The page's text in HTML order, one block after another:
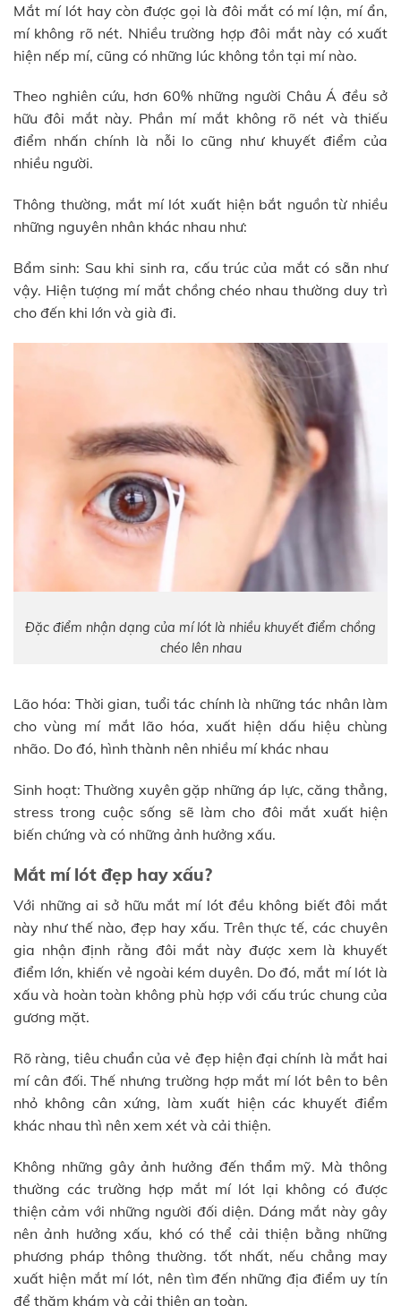
Mắt mí lót hay còn được gọi là đôi mắt có mí lận, mí ẩn,
mí không rõ nét. Nhiều trường hợp đôi mắt này có xuất
hiện nếp mí, cũng có những lúc không tồn tại mí nào.
Theo nghiên cứu, hơn 60% những người Châu Á đều sở
hữu đôi mắt này. Phần mí mắt không rõ nét và thiếu
điểm nhấn chính là nỗi lo cũng như khuyết điểm của
nhiều người.
Thông thường, mắt mí lót xuất hiện bắt nguồn từ nhiều
những nguyên nhân khác nhau như:
Bẩm sinh: Sau khi sinh ra, cấu trúc của mắt có sẵn như
vậy. Hiện tượng mí mắt chồng chéo nhau thường duy trì
cho đến khi lớn và già đi.
Đặc điểm nhận dạng của mí lót là nhiều khuyết điểm chồng
chéo lên nhau
Lão hóa: Thời gian, tuổi tác chính là những tác nhân làm
cho vùng mí mắt lão hóa, xuất hiện dấu hiệu chùng
nhão. Do đó, hình thành nên nhiều mí khác nhau
Sinh hoạt: Thường xuyên gặp những áp lực, căng thẳng,
stress trong cuộc sống sẽ làm cho đôi mắt xuất hiện
biến chứng và có những ảnh hưởng xấu.
Mắt mí lót đẹp hay xấu?
Với những ai sở hữu mắt mí lót đều không biết đôi mắt
này như thế nào, đẹp hay xấu. Trên thực tế, các chuyên
gia nhận định rằng đôi mắt này được xem là khuyết
điểm lớn, khiến vẻ ngoài kém duyên. Do đó, mắt mí lót là
xấu và hoàn toàn không phù hợp với cấu trúc chung của
gương mặt.
Rõ ràng, tiêu chuẩn của vẻ đẹp hiện đại chính là mắt hai
mí cân đối. Thế nhưng trường hợp mắt mí lót bên to bên
nhỏ không cân xứng, làm xuất hiện các khuyết điểm
khác nhau thì nên xem xét và cải thiện.
Không những gây ảnh hưởng đến thẩm mỹ. Mà thông
thường các trường hợp mắt mí lót lại không có được
thiện cảm với những người đối diện. Dáng mắt này gây
nên ảnh hưởng xấu, khó có thể cải thiện bằng những
phương pháp thông thường. tốt nhất, nếu chẳng may
xuất hiện mắt mí lót, nên tìm đến những địa điểm uy tín
để thăm khám và cải thiện an toàn.